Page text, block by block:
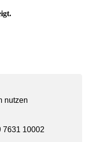
nutzen
7631 10002